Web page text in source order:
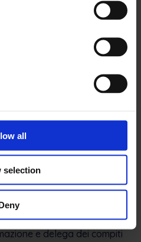
all
selection
vengono recuperate,
le informazioni relative al
alla produttività,
tutte le altre metriche.
la contabilità).
semplice clic. Sei
disponibili in tutte le
forniscono le seguenti
e delega dei compiti